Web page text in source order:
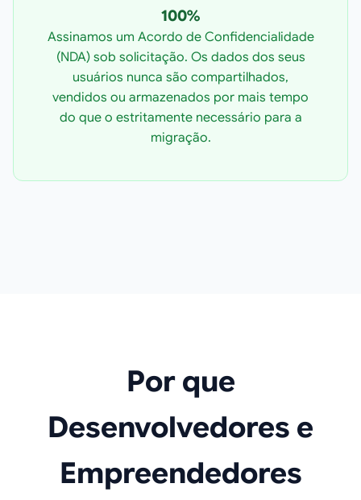
100%
Assinamos um Acordo de Confidencialidade
(NDA) sob solicitação. Os dados dos seus
usuários nunca são compartilhados,
vendidos ou armazenados por mais tempo
do que o estritamente necessário para a
migração.
Por que
Desenvolvedores e
Empreendedores